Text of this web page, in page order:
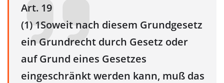
Art. 19
(1) 1Soweit nach diesem Grundgesetz
ein Grundrecht durch Gesetz oder
auf Grund eines Gesetzes
eingeschränkt werden kann, muß das